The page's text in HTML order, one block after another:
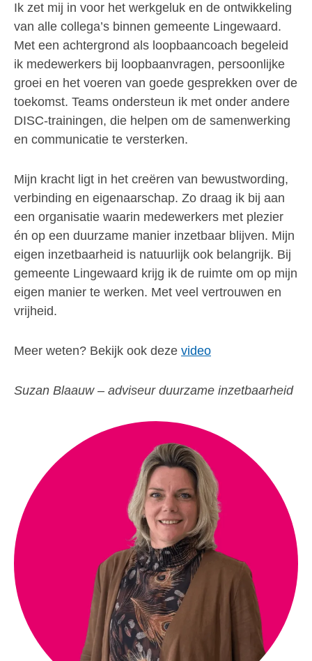
Ik zet mij in voor het werkgeluk en de ontwikkeling
van alle collega’s binnen gemeente Lingewaard.
Met een achtergrond als loopbaancoach begeleid
ik medewerkers bij loopbaanvragen, persoonlijke
groei en het voeren van goede gesprekken over de
toekomst. Teams ondersteun ik met onder andere
DISC-trainingen, die helpen om de samenwerking
en communicatie te versterken.
Mijn kracht ligt in het creëren van bewustwording,
verbinding en eigenaarschap. Zo draag ik bij aan
een organisatie waarin medewerkers met plezier
én op een duurzame manier inzetbaar blijven. Mijn
eigen inzetbaarheid is natuurlijk ook belangrijk. Bij
gemeente Lingewaard krijg ik de ruimte om op mijn
eigen manier te werken. Met veel vertrouwen en
vrijheid.
Meer weten? Bekijk ook deze video
Suzan Blaauw – adviseur duurzame inzetbaarheid